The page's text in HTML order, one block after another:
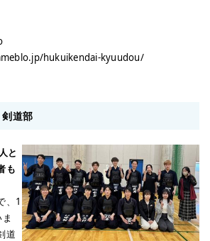
hukuikendai-kyuudou/
道部
と
も
、1
道